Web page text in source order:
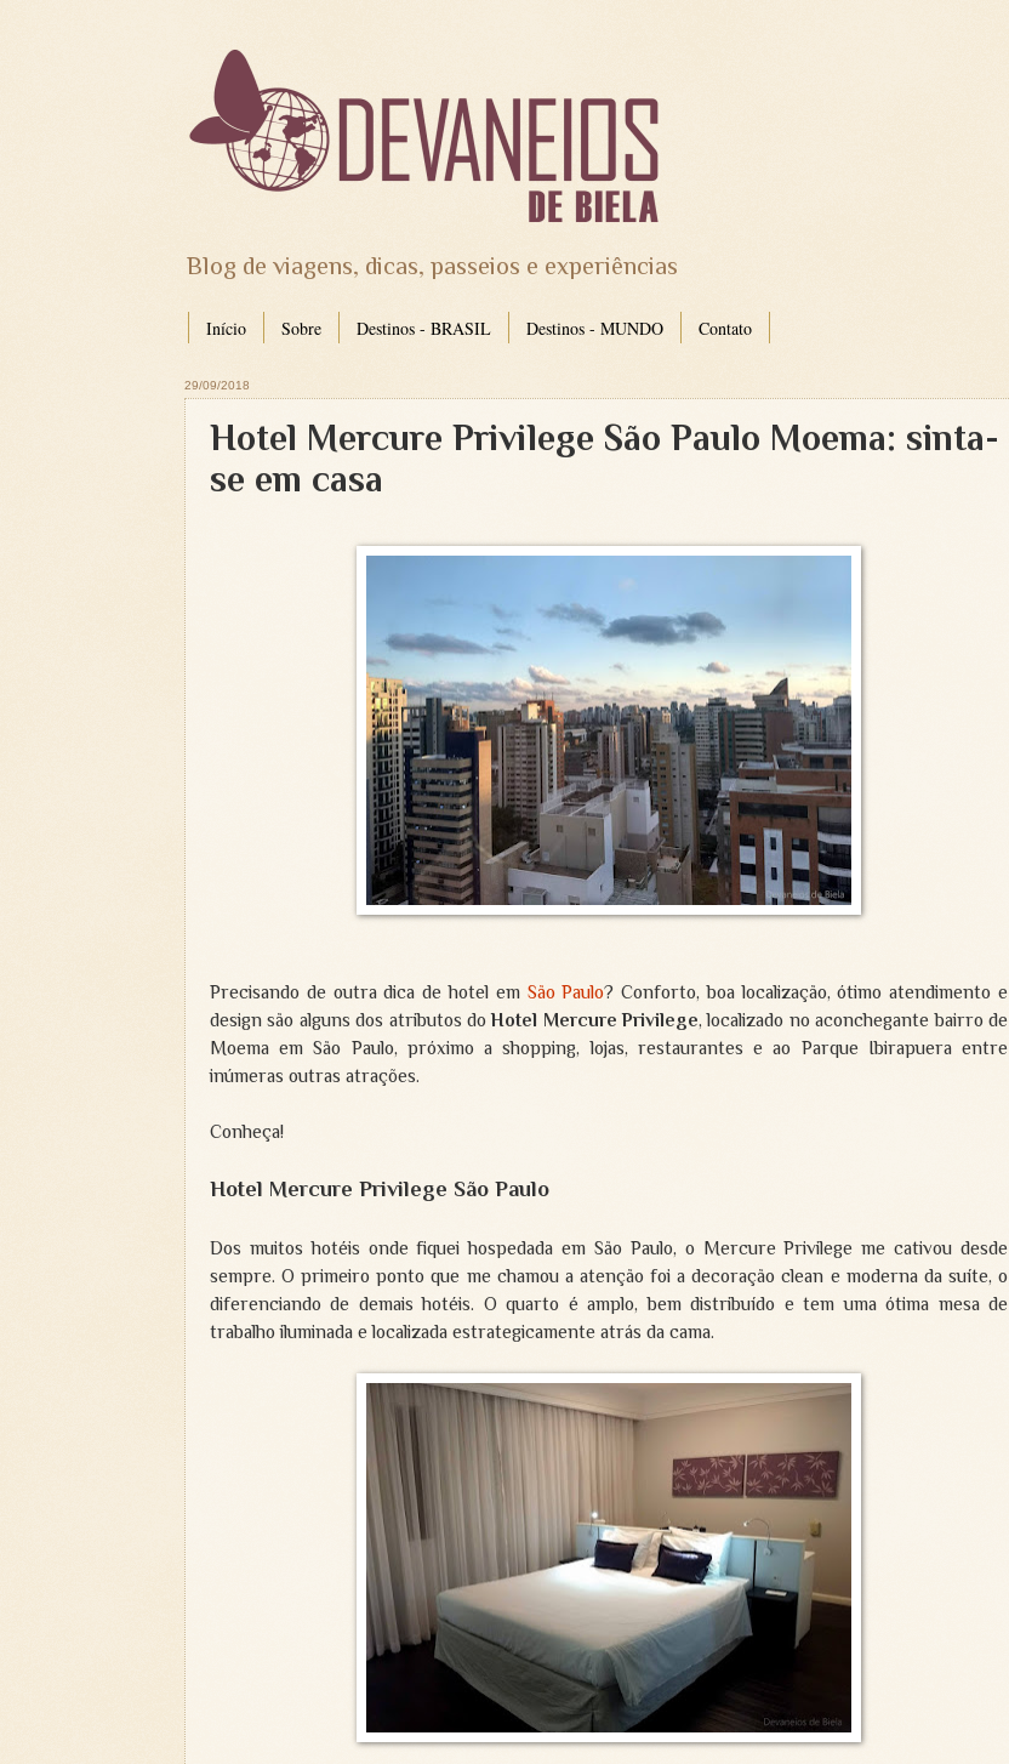
Blog de viagens, dicas, passeios e experiências
Início Sobre Destinos - BRASIL Destinos - MUNDO Contato
29/09/2018
Hotel Mercure Privilege São Paulo Moema: sinta-
se em casa
Precisando de outra dica de hotel em São Paulo? Conforto, boa localização, ótimo atendimento e
design são alguns dos atributos doHotel Mercure Privilege, localizado no aconchegante bairro de
Moema em São Paulo, próximo a shopping, lojas, restaurantes e ao Parque Ibirapuera entre
inúmeras outras atrações.
Conheça!
Hotel Mercure Privilege São Paulo
Dos muitos hotéis onde fiquei hospedada em São Paulo, o Mercure Privilege me cativou desde
sempre. O primeiro ponto que me chamou a atenção foi a decoração clean e moderna da suíte, o
diferenciando de demais hotéis. O quarto é amplo, bem distribuído e tem uma ótima mesa de
trabalho iluminada e localizada estrategicamente atrás da cama.